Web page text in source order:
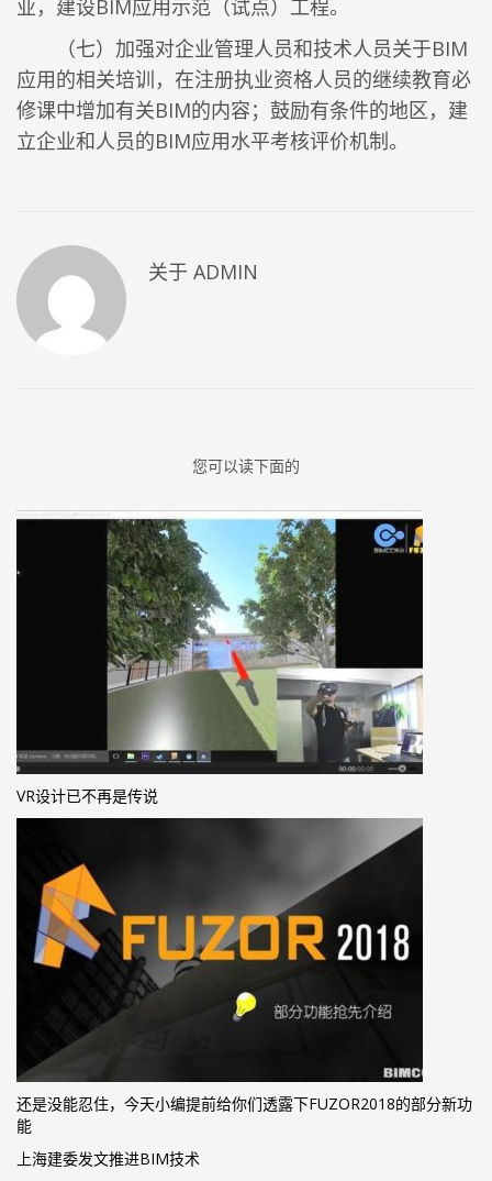
业，建设BIM应用示范（试点）工程。
（七）加强对企业管理人员和技术人员关于BIM
应用的相关培训，在注册执业资格人员的继续教育必
修课中增加有关BIM的内容；鼓励有条件的地区，建
立企业和人员的BIM应用水平考核评价机制。
关于 ADMIN
您可以读下面的
VR设计已不再是传说
还是没能忍住，今天小编提前给你们透露下FUZOR2018的部分新功
能
上海建委发文推进BIM技术